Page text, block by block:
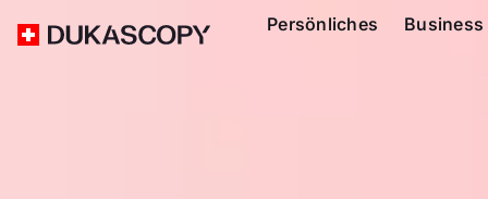
Persönliches Business